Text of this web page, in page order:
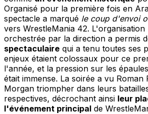
Organisé pour la première fois en
spectacle a marqué le coup d'envoi
vers WrestleMania 42. L'organisation
orchestrée par la direction a permis
spectaculaire qui a tenu toutes ses
enjeux étaient colossaux pour ce
l'année, et la pression sur les
était immense. La soirée a vu Roman
Morgan triompher dans leurs
respectives, décrochant ainsi leur
l'événement principal de